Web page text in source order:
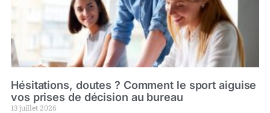
Hésitations, doutes ? Comment le sport aiguise
vos prises de décision au bureau
13 juillet 2026